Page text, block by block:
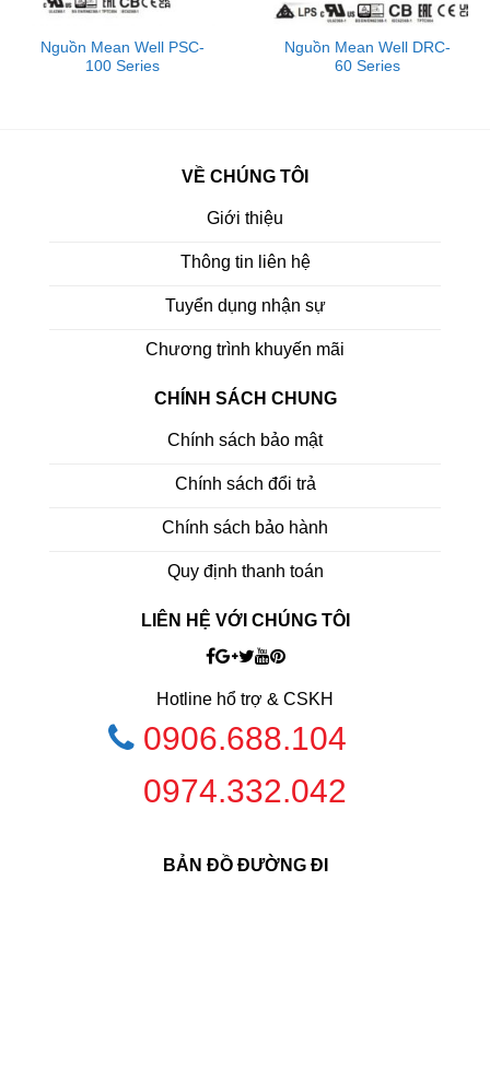
Nguồn Mean Well PSC-
100 Series
Nguồn Mean Well DRC-
60 Series
VỀ CHÚNG TÔI
Giới thiệu
Thông tin liên hệ
Tuyển dụng nhận sự
Chương trình khuyến mãi
CHÍNH SÁCH CHUNG
Chính sách bảo mật
Chính sách đổi trả
Chính sách bảo hành
Quy định thanh toán
LIÊN HỆ VỚI CHÚNG TÔI
Hotline hổ trợ & CSKH
0906.688.104
0974.332.042
BẢN ĐỒ ĐƯỜNG ĐI